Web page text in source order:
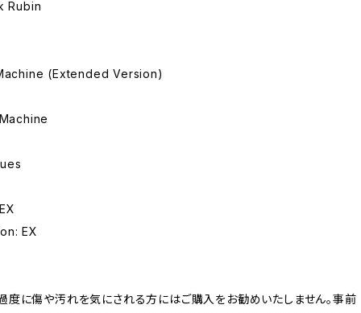
Rubin
(Extended Version)
EX
度に傷や汚れを気にされる方にはご購入をお勧めいたしません。事前